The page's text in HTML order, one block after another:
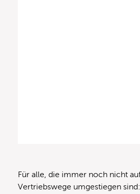
Für alle, die immer noch nicht
Vertriebswege umgestiegen